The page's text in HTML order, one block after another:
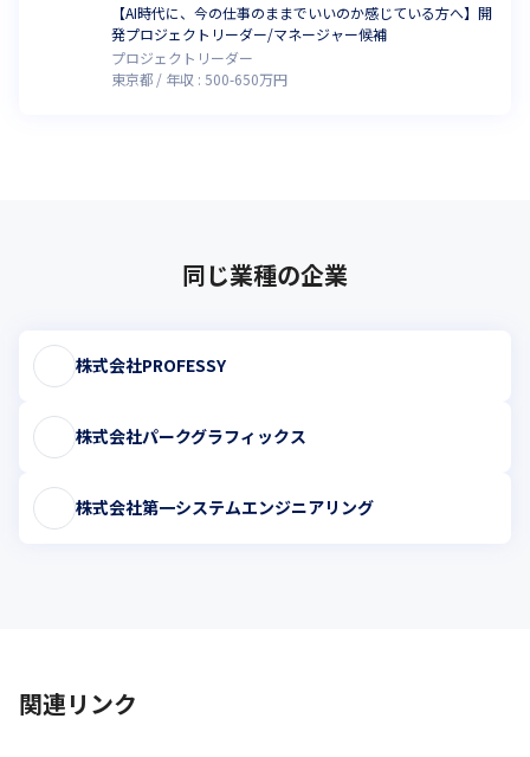
【AI時代に、今の仕事のままでいいのか感じている方へ】開
発プロジェクトリーダー/マネージャー候補
プロジェクトリーダー
東京都
年収 : 500-650万円
同じ業種の企業
株式会社PROFESSY
株式会社パークグラフィックス
株式会社第一システムエンジニアリング
関連リンク